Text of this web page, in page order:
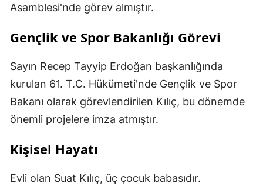
Asamblesi'nde görev almıştır.
Gençlik ve Spor Bakanlığı Görevi
Sayın Recep Tayyip Erdoğan başkanlığında
kurulan 61. T.C. Hükümeti'nde Gençlik ve Spor
Bakanı olarak görevlendirilen Kılıç, bu dönemde
önemli projelere imza atmıştır.
Kişisel Hayatı
Evli olan Suat Kılıç, üç çocuk babasıdır.